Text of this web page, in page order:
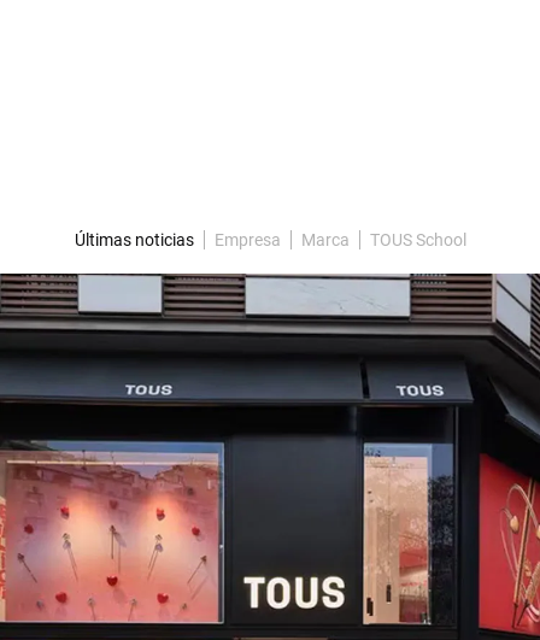
Últimas noticias Empresa Marca TOUS School